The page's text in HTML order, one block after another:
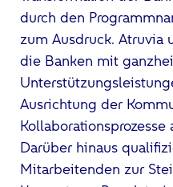
durch den
zum Ausdruck.
die Banken mit
Ausrichtung der
Kollaborationsprozesse
Darüber hinaus
Mitarbeitenden zur